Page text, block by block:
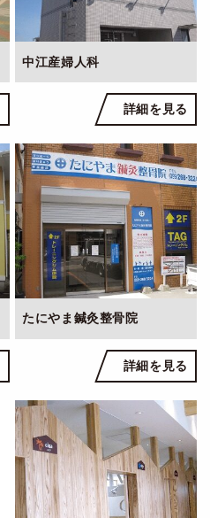
中江産婦人科
詳細を見る
たにやま鍼灸整骨院
詳細を見る